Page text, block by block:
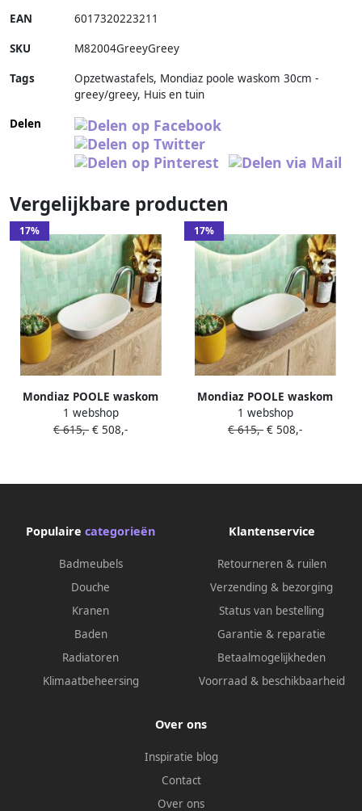
EAN 6017320223211
SKU M82004GreeyGreey
Tags
Opzetwastafels, Mondiaz poole waskom 30cm -
greey/greey, Huis en tuin
Delen
Vergelijkbare producten
17%
Mondiaz POOLE waskom
30x18x8cm ovaal opbouw
Solid Surface linen | talc
1 webshop
€ 615,- € 508,-
17%
Mondiaz POOLE waskom
30x18x8cm ovaal opbouw
Solid Surface smoke | talc
1 webshop
€ 615,- € 508,-
Populaire categorieën
Badmeubels
Douche
Kranen
Baden
Radiatoren
Klimaatbeheersing
Klantenservice
Retourneren & ruilen
Verzending & bezorging
Status van bestelling
Garantie & reparatie
Betaalmogelijkheden
Voorraad & beschikbaarheid
Over ons
Inspiratie blog
Contact
Over ons